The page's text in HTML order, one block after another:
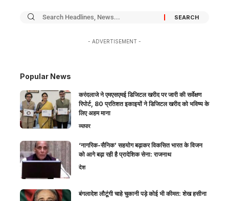
- ADVERTISEMENT -
Popular News
करंदलाजे ने एमएसएमई डिजिटल खरीद पर जारी की सर्वेक्षण
रिपोर्ट, 80 प्रतिशत इकाइयों ने डिजिटल खरीद को भविष्य के
लिए अहम माना
व्यापार
‘नागरिक-सैनिक’ सहयोग बढ़ाकर विकसित भारत के विजन
को आगे बढ़ा रही है प्रादेशिक सेना: राजनाथ
देश
बंगलादेश लौटूंगी चाहे चुकानी पड़े कोई भी कीमत: शेख हसीना